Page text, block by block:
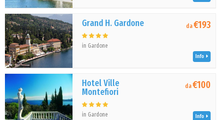
Grand H. Gardone
in Gardone
da€193
Info
Hotel Ville
Montefiori
in Gardone
da€100
Info